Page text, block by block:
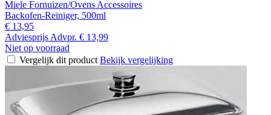
Miele Fornuizen/Ovens Accessoires
Backofen-Reiniger, 500ml
€ 13,95
Adviesprijs Advpr. € 13,99
Niet op voorraad
Vergelijk dit product Bekijk vergelijking